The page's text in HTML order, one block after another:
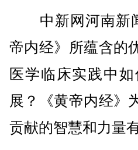
中新网河南新闻
帝内经》所蕴含的
医学临床实践中
展？《黄帝内经》
贡献的智慧和力量